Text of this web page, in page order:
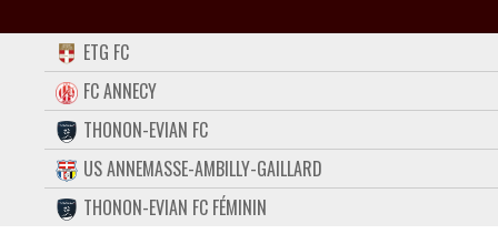
ACCUEIL
FORUM
CONTACT
FACEBOOK
TWITTER
ETG FC
FC ANNECY
THONON-EVIAN FC
US ANNEMASSE-AMBILLY-GAILLARD
THONON-EVIAN FC FÉMININ